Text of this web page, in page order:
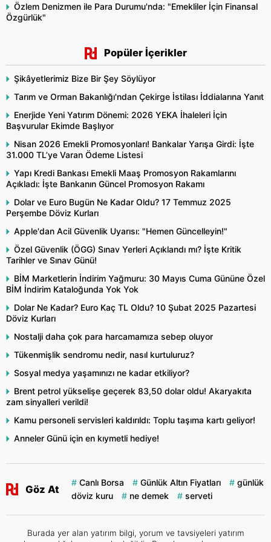
Özlem Denizmen ile Para Durumu'nda: "Emekliler İçin Finansal
Özgürlük"
Popüler İçerikler
Şikâyetlerimiz Bize Bir Şey Söylüyor
Tarım ve Orman Bakanlığı'ndan Çekirge İstilası İddialarına Yanıt
Enerjide Yeni Yatırım Dönemi: 2026 YEKA İhaleleri İçin
Başvurular Ekimde Başlıyor
Nisan 2026 Emekli Promosyonları! Bankalar Yarışa Girdi: İşte
31.000 TL’ye Varan Ödeme Listesi
Yapı Kredi Bankası Emekli Maaş Promosyon Rakamlarını
Açıkladı: İşte Bankanın Güncel Promosyon Rakamı
Dolar ve Euro Bugün Ne Kadar Oldu? 17 Temmuz 2025
Perşembe Döviz Kurları
Apple'dan Acil Güvenlik Uyarısı: "Hemen Güncelleyin!"
Özel Güvenlik (ÖGG) Sınav Yerleri Açıklandı mı? İşte Kritik
Tarihler ve Sınav Günü!
BİM Marketlerin İndirim Yağmuru: 30 Mayıs Cuma Gününe Özel
BİM İndirim Kataloğunda Yok Yok
Dolar Ne Kadar? Euro Kaç TL Oldu? 10 Şubat 2025 Pazartesi
Döviz Kurları
Nostalji daha çok para harcamamıza sebep oluyor
Tükenmişlik sendromu nedir, nasıl kurtuluruz?
Sosyal medya yaşamınızı ne kadar etkiliyor?
Brent petrol yükselişe geçerek 83,50 dolar oldu! Akaryakıta
zam sinyalleri verildi!
Kamu personeli servisleri kaldırıldı: Toplu taşıma kartı geliyor!
Anneler Günü için en kıymetli hediye!
Göz At
Canlı Borsa Günlük Altın Fiyatları
günlük
döviz kuru
ne demek serveti
Burada yer alan yatırım bilgi, yorum ve tavsiyeleri yatırım